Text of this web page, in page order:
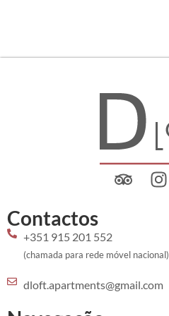
Contactos
+351 915 201 552
(chamada para rede móvel nacional)
dloft.apartments@gmail.com